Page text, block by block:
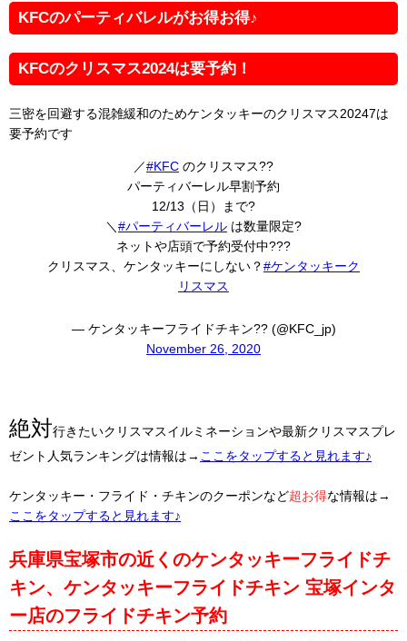
KFCのパーティバレルがお得お得♪
KFCのクリスマス2024は要予約！
三密を回避する混雑緩和のためケンタッキーのクリスマス20247は
要予約です
／#KFC のクリスマス??
パーティバーレル早割予約
12/13（日）まで?
＼ #パーティバーレル は数量限定?
ネットや店頭で予約受付中???
クリスマス、ケンタッキーにしない？#ケンタッキーク
リスマス
— ケンタッキーフライドチキン?? (@KFC_jp)
November 26, 2020
絶対行きたいクリスマスイルミネーションや最新クリスマスプレ
ゼント人気ランキングは情報は→ ここをタップすると見れます♪
ケンタッキー・フライド・チキンのクーポンなど超お得な情報は→
ここをタップすると見れます♪
兵庫県宝塚市の近くのケンタッキーフライドチ
キン、ケンタッキーフライドチキン 宝塚インタ
ー店のフライドチキン予約